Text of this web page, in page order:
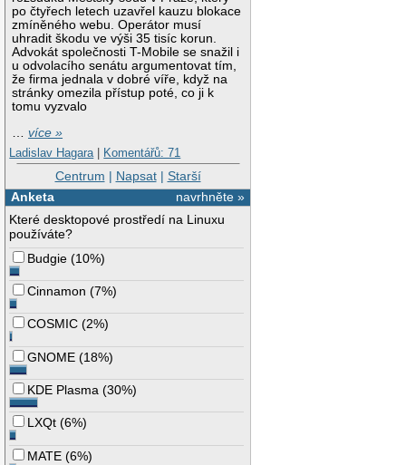
po čtyřech letech uzavřel kauzu blokace
zmíněného webu. Operátor musí
uhradit škodu ve výši 35 tisíc korun.
Advokát společnosti T-Mobile se snažil i
u odvolacího senátu argumentovat tím,
že firma jednala v dobré víře, když na
stránky omezila přístup poté, co ji k
tomu vyzvalo
…více »
Ladislav Hagara | Komentářů: 71
Centrum | Napsat| Starší
navrhněte »
Anketa
Které desktopové prostředí na Linuxu
používáte?
Budgie (10%)
Cinnamon (7%)
COSMIC (2%)
GNOME (18%)
KDE Plasma (30%)
LXQt (6%)
MATE (6%)